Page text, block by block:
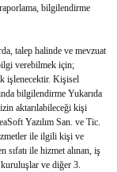
bilgilendirme
talep halinde ve mevzuat
verebilmek için;
işlenecektir. Kişisel
bilgilendirme Yukarıda
aktarılabileceği kişi
Yazılım San. ve Tic.
ile ilgili kişi ve
ile hizmet alınan, iş
kuruluşlar ve diğer 3.